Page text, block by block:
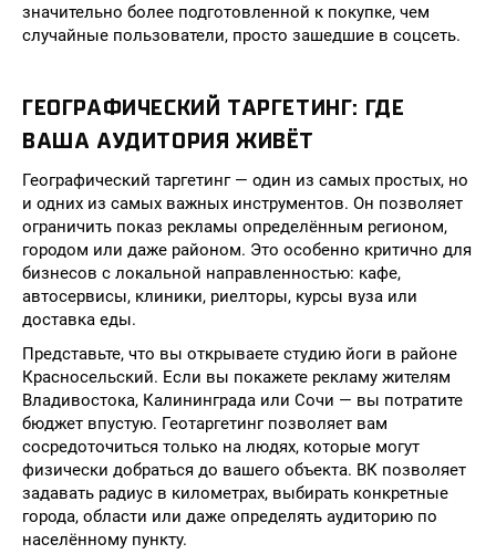
значительно более подготовленной к покупке, чем
случайные пользователи, просто зашедшие в соцсеть.
ГЕОГРАФИЧЕСКИЙ ТАРГЕТИНГ: ГДЕ
ВАША АУДИТОРИЯ ЖИВЁТ
Географический таргетинг — один из самых простых, но
и одних из самых важных инструментов. Он позволяет
ограничить показ рекламы определённым регионом,
городом или даже районом. Это особенно критично для
бизнесов с локальной направленностью: кафе,
автосервисы, клиники, риелторы, курсы вуза или
доставка еды.
Представьте, что вы открываете студию йоги в районе
Красносельский. Если вы покажете рекламу жителям
Владивостока, Калининграда или Сочи — вы потратите
бюджет впустую. Геотаргетинг позволяет вам
сосредоточиться только на людях, которые могут
физически добраться до вашего объекта. ВК позволяет
задавать радиус в километрах, выбирать конкретные
города, области или даже определять аудиторию по
населённому пункту.